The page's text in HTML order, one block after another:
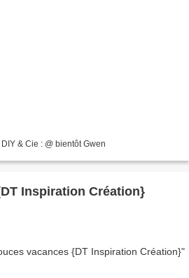
& Cie : @ bientôt Gwen
Inspiration Création}